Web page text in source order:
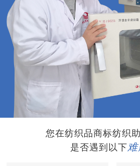
您在纺织品商标纺织
是否遇到以下